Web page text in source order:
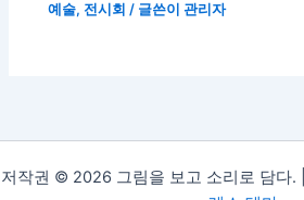
예술, 전시회 / 글쓴이관리자
저작권 © 2026 그림을 보고 소리로 담다.